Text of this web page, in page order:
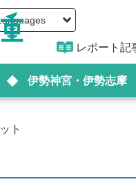
レポート記
伊勢神宮・伊勢志摩
ト